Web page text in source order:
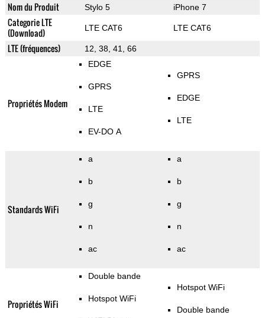
Nom du Produit Stylo 5 iPhone 7
Categorie LTE
(Download)
LTE CAT6 LTE CAT6
LTE (fréquences) 12, 38, 41, 66
Propriétés Modem
EDGE
GPRS
LTE
EV-DO A
GPRS
EDGE
LTE
Standards WiFi
a
b
g
n
ac
a
b
g
n
ac
Propriétés WiFi
Double bande
Hotspot WiFi
Hotspot WiFi
Double bande